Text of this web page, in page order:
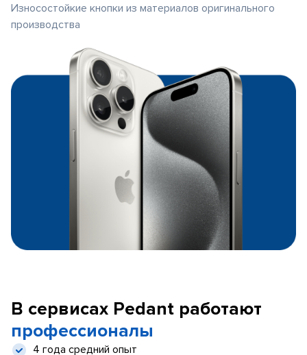
Износостойкие кнопки из материалов оригинального
производства
В сервисах Pedant работают
профессионалы
4 года средний опыт